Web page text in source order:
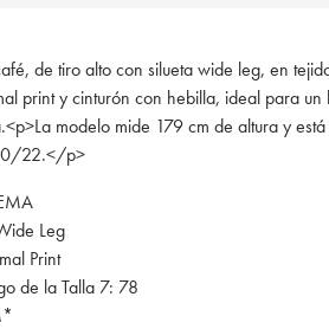
de tiro alto con silueta wide leg, en
print y cinturón con hebilla, ideal para un
modelo mide 179 cm de altura y
0/22.</p>
Leg
Print
de la Talla 7: 78